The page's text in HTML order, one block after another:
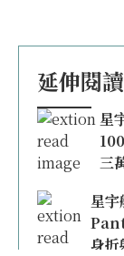
延伸閱讀
星
三
星
身折